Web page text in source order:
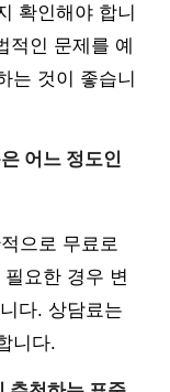
확인해야 합니
적인 문제를 예
는 것이 좋습니
어느 정도인
으로 무료로
요한 경우 변
다. 상담료는
니다.